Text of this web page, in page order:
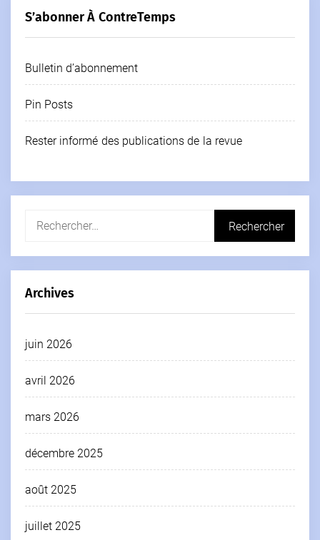
S’abonner À ContreTemps
Bulletin d’abonnement
Pin Posts
Rester informé des publications de la revue
Rechercher :
Archives
juin 2026
avril 2026
mars 2026
décembre 2025
août 2025
juillet 2025